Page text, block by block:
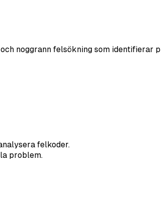
noggrann felsökning som identifierar
felkoder.
problem.